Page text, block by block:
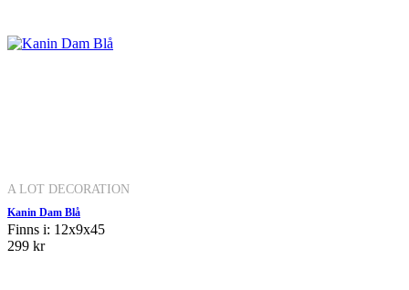
A LOT DECORATION
Kanin Dam Blå
Finns i: 12x9x45
299 kr